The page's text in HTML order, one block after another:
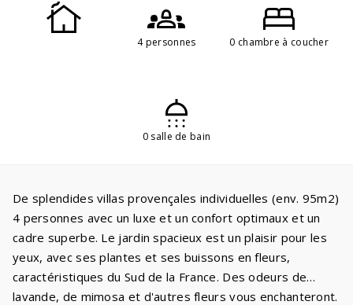
4 personnes 0 chambre à coucher
0 salle de bain
De splendides villas provençales individuelles (env. 95m2)
4 personnes avec un luxe et un confort optimaux et un
cadre superbe. Le jardin spacieux est un plaisir pour les
yeux, avec ses plantes et ses buissons en fleurs,
caractéristiques du Sud de la France. Des odeurs de
lavande, de mimosa et d'autres fleurs vous enchanteront.